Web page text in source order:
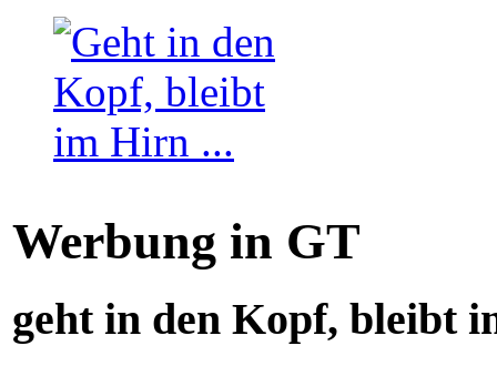
Werbung in GT
geht in den Kopf, bleibt